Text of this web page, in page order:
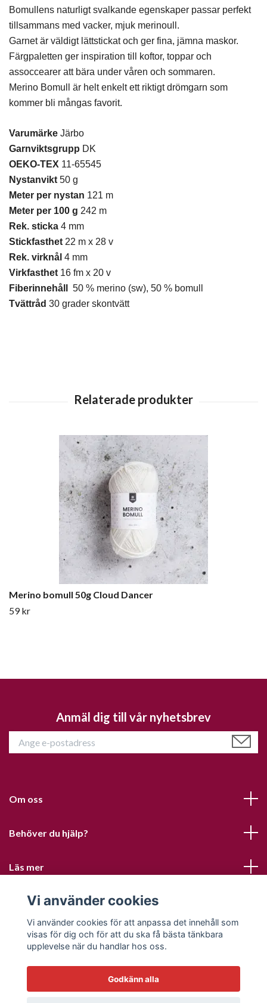
Bomullens naturligt svalkande egenskaper passar perfekt
tillsammans med vacker, mjuk merinoull.
Garnet är väldigt lättstickat och ger fina, jämna maskor.
Färgpaletten ger inspiration till koftor, toppar och
assoccearer att bära under våren och sommaren.
Merino Bomull är helt enkelt ett riktigt drömgarn som
kommer bli mångas favorit.
Varumärke Järbo
Garnviktsgrupp DK
OEKO-TEX 11-65545
Nystanvikt 50 g
Meter per nystan 121 m
Meter per 100 g 242 m
Rek. sticka 4 mm
Stickfasthet 22 m x 28 v
Rek. virknål 4 mm
Virkfasthet 16 fm x 20 v
Fiberinnehåll
50 % merino (sw), 50 % bomull
Tvättråd 30 grader skontvätt
Merino bomull 50g Cloud Dancer
59 kr
Anmäl dig till vår nyhetsbrev
Om oss
Behöver du hjälp?
Läs mer
Sociala medier
Vi använder cookies
Vi använder cookies för att anpassa det innehåll som
visas för dig och för att du ska få bästa tänkbara
upplevelse när du handlar hos oss.
Godkänn alla